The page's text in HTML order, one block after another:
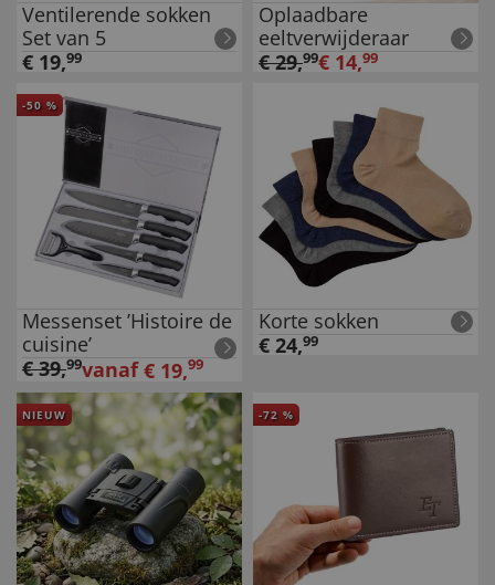
Ventilerende sokken
Set van 5
€ 19,99
Oplaadbare
eeltverwijderaar
€29,99€ 14,99
-50 %
Messenset ’Histoire de
cuisine’
€39,99vanaf € 19,99
Korte sokken
€ 24,99
NIEUW -72 %